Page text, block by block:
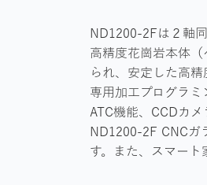
ND1200-2Fは２軸
高精度花崗岩本体
られ、安定した高精
専用加工プログラミ
ATC機能、CCDカ
ND1200-2F CNCガ
す。また、スマート